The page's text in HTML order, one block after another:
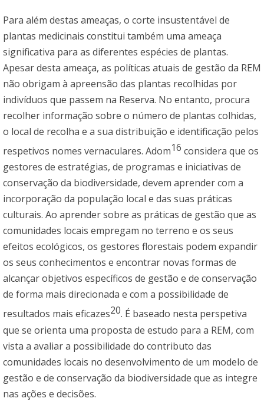
Para além destas ameaças, o corte insustentável de
plantas medicinais constitui também uma ameaça
significativa para as diferentes espécies de plantas.
Apesar desta ameaça, as políticas atuais de gestão da REM
não obrigam à apreensão das plantas recolhidas por
indivíduos que passem na Reserva. No entanto, procura
recolher informação sobre o número de plantas colhidas,
o local de recolha e a sua distribuição e identificação pelos
respetivos nomes vernaculares. Adom16 considera que os
gestores de estratégias, de programas e iniciativas de
conservação da biodiversidade, devem aprender com a
incorporação da população local e das suas práticas
culturais. Ao aprender sobre as práticas de gestão que as
comunidades locais empregam no terreno e os seus
efeitos ecológicos, os gestores florestais podem expandir
os seus conhecimentos e encontrar novas formas de
alcançar objetivos específicos de gestão e de conservação
de forma mais direcionada e com a possibilidade de
resultados mais eficazes20. É baseado nesta perspetiva
que se orienta uma proposta de estudo para a REM, com
vista a avaliar a possibilidade do contributo das
comunidades locais no desenvolvimento de um modelo de
gestão e de conservação da biodiversidade que as integre
nas ações e decisões.